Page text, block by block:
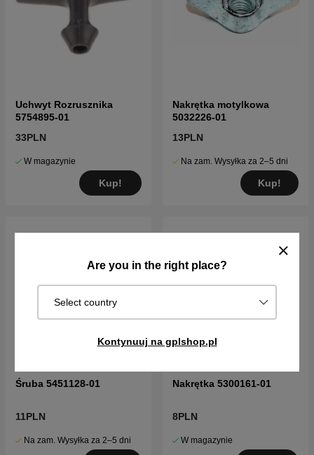
Are you in the right place?
Select country
Kontynuuj na gplshop.pl
Uchwyt Rozrusznika
5754895-01
33PLN
W magazynie
Kup!
Nakrętka motylkowa
5032226-01
13PLN
Na zam. Wysyłka za 2–5 dni
Kup!
Śruba 5451128-01
11PLN
Na zam. Wysyłka za 2–5 dni
Nakrętka 5300161-01
8PLN
W magazynie